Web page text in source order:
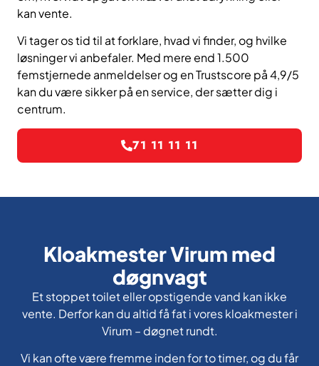
kan vente.
Vi tager os tid til at forklare, hvad vi finder, og hvilke
løsninger vi anbefaler. Med mere end 1.500
femstjernede anmeldelser og en Trustscore på 4,9/5
kan du være sikker på en service, der sætter dig i
centrum.
71 11 11 11
Kloakmester Virum med
døgnvagt
Et stoppet toilet eller opstigende vand kan ikke
vente. Derfor kan du altid få fat i vores kloakmester i
Virum – døgnet rundt.
Vi kan ofte være fremme inden for to timer, og du får